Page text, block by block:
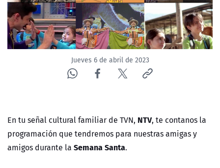
CORPORATIVO Y TRANSPARENCIA
CANAL DE DENUNCIAS
ÁREA DE PROYECTOSJueves 6 de abril de 2023
En tu señal cultural familiar de TVN, NTV, te contanos la
programación que tendremos para nuestras amigas y
amigos durante la Semana Santa.